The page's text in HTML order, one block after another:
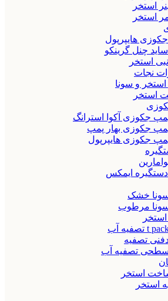
استخر
استخر
جکوزی هایپرپول
ساید چنل گرینکو
استخر
نجات
و سونا
استخر
جکوزی آکوا استرانگ
جکوزی بهار پمپ
جکوزی هایپرپول
دستگیره ایمکس
سونا خشک
سونا مرطوب
تصفیه
سطحی تصفیه آب
استخر
استخر